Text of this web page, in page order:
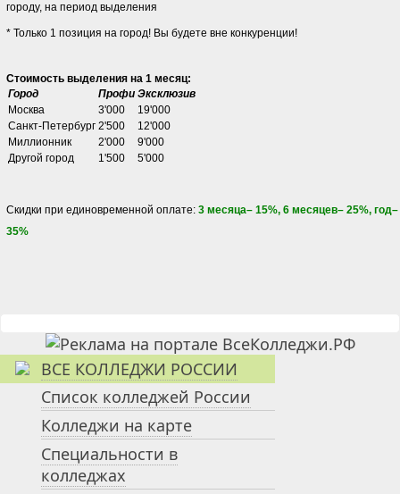
городу, на период выделения
* Только 1 позиция на город! Вы будете вне конкуренции!
Стоимость выделения на 1 месяц:
Город
Профи Эксклюзив
Москва
3'000
19'000
Санкт-Петербург 2'500
12'000
Миллионник
2'000
9'000
Другой город
1'500 5'000
Скидки при единовременной оплате: 3 месяца– 15%, 6 месяцев– 25%, год–
35%
ВСЕ КОЛЛЕДЖИ РОССИИ
Список колледжей России
Колледжи на карте
Специальности в
колледжах